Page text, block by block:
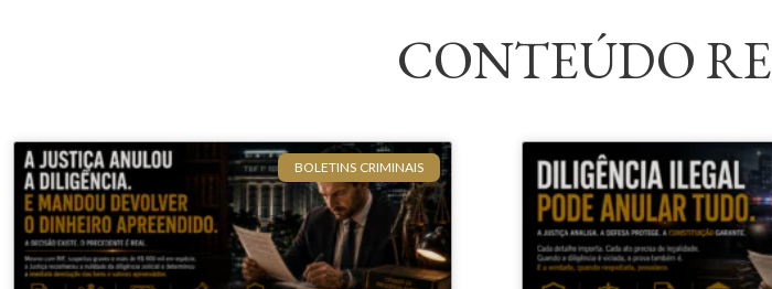
CONTEÚDO
BOLETINS CRIMINAIS